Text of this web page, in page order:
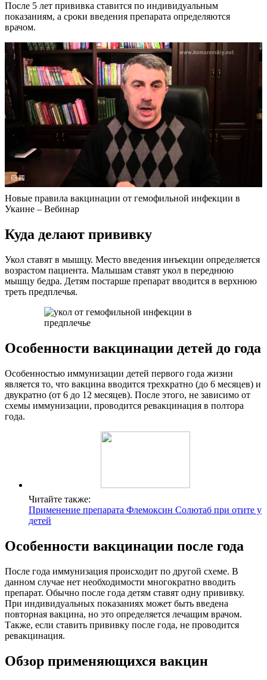
После 5 лет прививка ставится по индивидуальным
показаниям, а сроки введения препарата определяются
врачом.
Новые правила вакцинации от гемофильной инфекции в
Укаине – Вебинар
Куда делают прививку
Укол ставят в мышцу. Место введения инъекции определяется
возрастом пациента. Малышам ставят укол в переднюю
мышцу бедра. Детям постарше препарат вводится в верхнюю
треть предплечья.
Особенности вакцинации детей до года
Особенностью иммунизации детей первого года жизни
является то, что вакцина вводится трехкратно (до 6 месяцев) и
двукратно (от 6 до 12 месяцев). После этого, не зависимо от
схемы иммунизации, проводится ревакцинация в полтора
года.
Читайте также:
Применение препарата Флемоксин Солютаб при отите у
детей
Особенности вакцинации после года
После года иммунизация происходит по другой схеме. В
данном случае нет необходимости многократно вводить
препарат. Обычно после года детям ставят одну прививку.
При индивидуальных показаниях может быть введена
повторная вакцина, но это определяется лечащим врачом.
Также, если ставить прививку после года, не проводится
ревакцинация.
Обзор применяющихся вакцин